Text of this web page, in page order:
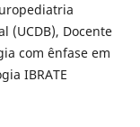
(UCDB), Docente
com ênfase em
IBRATE